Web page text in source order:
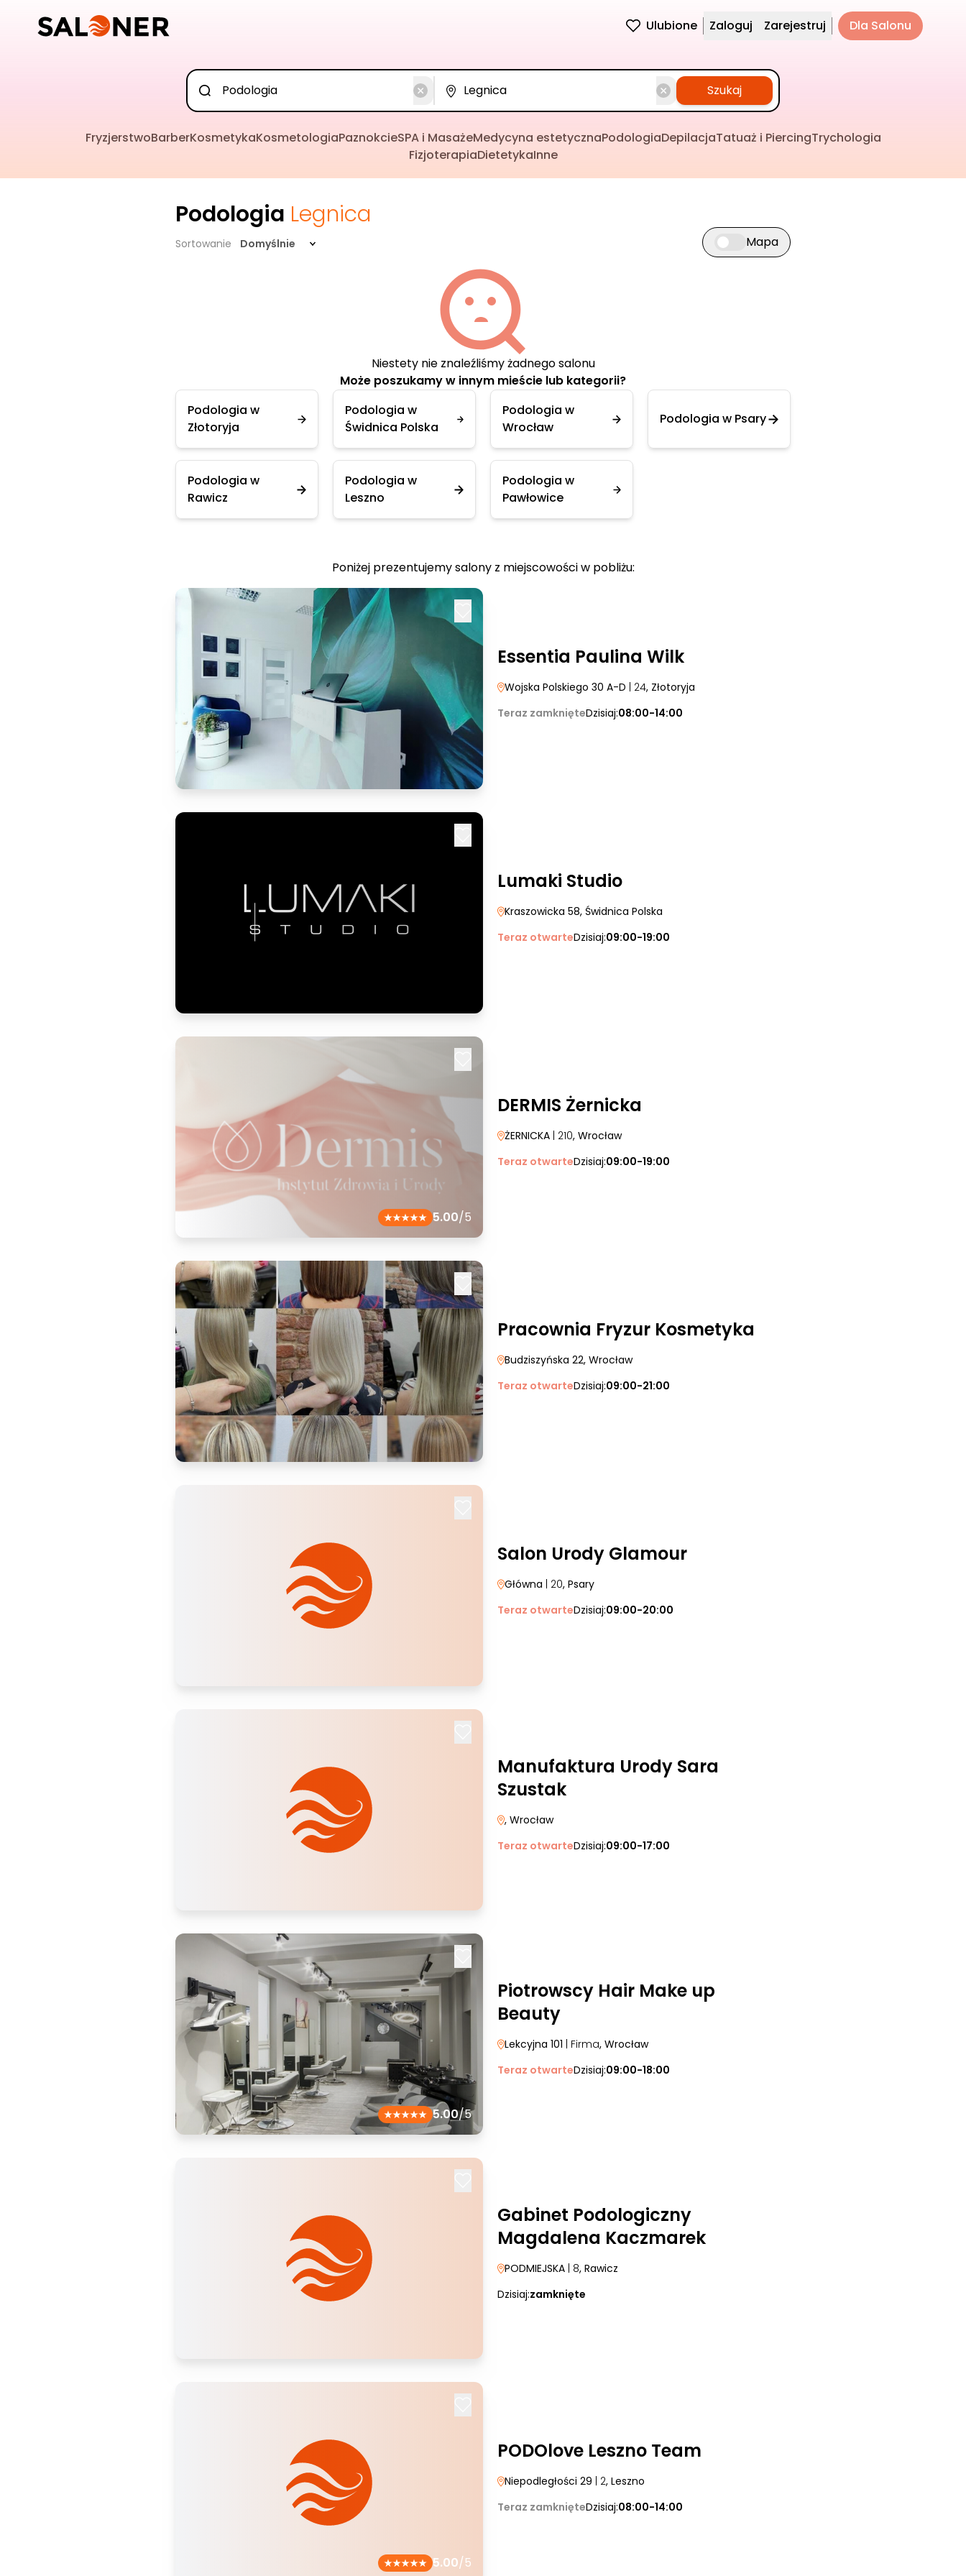
Ulubione Zaloguj Zarejestruj Dla Salonu
Szukaj
FryzjerstwoBarberKosmetykaKosmetologiaPaznokcieSPA i MasażeMedycyna estetycznaPodologiaDepilacjaTatuaż i PiercingTrychologia
FizjoterapiaDietetykaInne
Podologia Legnica
Sortowanie Domyślnie Przełącz widok mapy
Mapa
Niestety nie znaleźliśmy żadnego salonu
Może poszukamy w innym mieście lub kategorii?
Podologia w
Złotoryja
Podologia w
Świdnica Polska
Podologia w
Wrocław
Podologia w Psary
Podologia w
Rawicz
Podologia w
Leszno
Podologia w
Pawłowice
Poniżej prezentujemy salony z miejscowości w pobliżu:
Essentia Paulina Wilk
Wojska Polskiego 30 A-D | 24, Złotoryja
Teraz zamknięteDzisiaj:08:00-14:00
Lumaki Studio
Kraszowicka 58, Świdnica Polska
Teraz otwarteDzisiaj:09:00-19:00
5.00/5
DERMIS Żernicka
ŻERNICKA | 210, Wrocław
Teraz otwarteDzisiaj:09:00-19:00
Pracownia Fryzur Kosmetyka
Budziszyńska 22, Wrocław
Teraz otwarteDzisiaj:09:00-21:00
Salon Urody Glamour
Główna | 20, Psary
Teraz otwarteDzisiaj:09:00-20:00
Manufaktura Urody Sara
Szustak
, Wrocław
Teraz otwarteDzisiaj:09:00-17:00
5.00/5
Piotrowscy Hair Make up
Beauty
Lekcyjna 101 | Firma, Wrocław
Teraz otwarteDzisiaj:09:00-18:00
Gabinet Podologiczny
Magdalena Kaczmarek
PODMIEJSKA | 8, Rawicz
Dzisiaj:zamknięte
5.00/5
PODOlove Leszno Team
Niepodległości 29 | 2, Leszno
Teraz zamknięteDzisiaj:08:00-14:00